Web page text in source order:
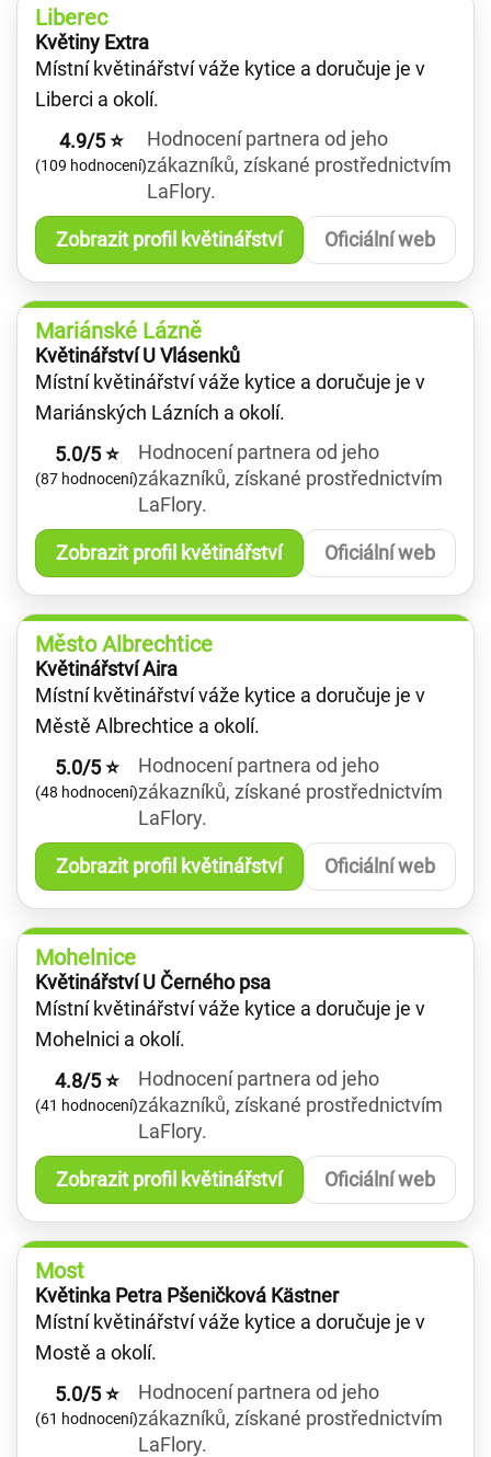
Liberec
Květiny Extra
Místní květinářství váže kytice a doručuje je v
Liberci a okolí.
4.9/5 ⭐
(109 hodnocení)
Hodnocení partnera od jeho
zákazníků, získané prostřednictvím
LaFlory.
Zobrazit profil květinářství Oficiální web
Mariánské Lázně
Květinářství U Vlásenků
Místní květinářství váže kytice a doručuje je v
Mariánských Lázních a okolí.
5.0/5 ⭐
(87 hodnocení)
Hodnocení partnera od jeho
zákazníků, získané prostřednictvím
LaFlory.
Zobrazit profil květinářství Oficiální web
Město Albrechtice
Květinářství Aira
Místní květinářství váže kytice a doručuje je v
Městě Albrechtice a okolí.
5.0/5 ⭐
(48 hodnocení)
Hodnocení partnera od jeho
zákazníků, získané prostřednictvím
LaFlory.
Zobrazit profil květinářství Oficiální web
Mohelnice
Květinářství U Černého psa
Místní květinářství váže kytice a doručuje je v
Mohelnici a okolí.
4.8/5 ⭐
(41 hodnocení)
Hodnocení partnera od jeho
zákazníků, získané prostřednictvím
LaFlory.
Zobrazit profil květinářství Oficiální web
Most
Květinka Petra Pšeničková Kästner
Místní květinářství váže kytice a doručuje je v
Mostě a okolí.
5.0/5 ⭐
(61 hodnocení)
Hodnocení partnera od jeho
zákazníků, získané prostřednictvím
LaFlory.